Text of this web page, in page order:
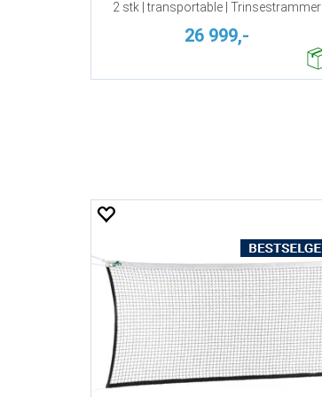
2 stk | transportable | Trinsestrammer
26 999,-